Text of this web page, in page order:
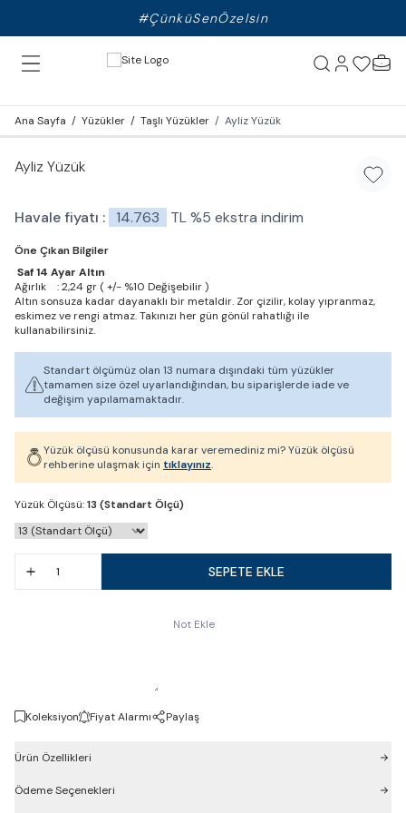
#ÇünküSenÖzelsin
Ana Sayfa / Yüzükler / Taşlı Yüzükler / Ayliz Yüzük
Ayliz Yüzük
Havale fiyatı : 14.763 TL%5 ekstra indirim
Öne Çıkan Bilgiler
Saf 14 Ayar Altın
Ağırlık : 2,24 gr ( +/- %10 Değişebilir )
Altın sonsuza kadar dayanaklı bir metaldir. Zor çizilir, kolay yıpranmaz,
eskimez ve rengi atmaz. Takınızı her gün gönül rahatlığı ile
kullanabilirsiniz.
Standart ölçümüz olan 13 numara dışındaki tüm yüzükler
tamamen size özel uyarlandığından, bu siparişlerde iade ve
değişim yapılamamaktadır.
Yüzük ölçüsü konusunda karar veremediniz mi? Yüzük ölçüsü
rehberine ulaşmak için tıklayınız.
Yüzük Ölçüsü:13 (Standart Ölçü)
SEPETE EKLE
Not Ekle
Koleksiyon Fiyat Alarmı Paylaş
Ürün Özellikleri
Ödeme Seçenekleri